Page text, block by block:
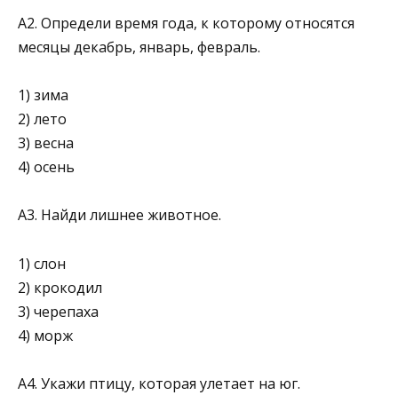
А2. Определи время года, к которому относятся
месяцы декабрь, январь, февраль.
1) зима
2) лето
3) весна
4) осень
А3. Найди лишнее животное.
1) слон
2) крокодил
3) черепаха
4) морж
А4. Укажи птицу, которая улетает на юг.